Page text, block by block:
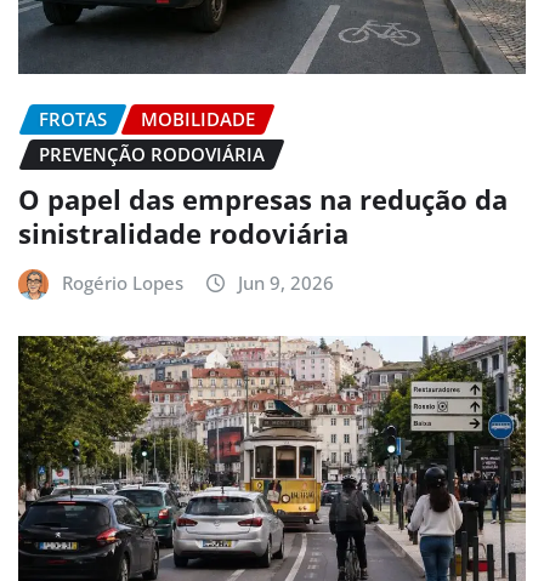
FROTAS
MOBILIDADE
PREVENÇÃO RODOVIÁRIA
O papel das empresas na redução da
sinistralidade rodoviária
Rogério Lopes Jun 9, 2026